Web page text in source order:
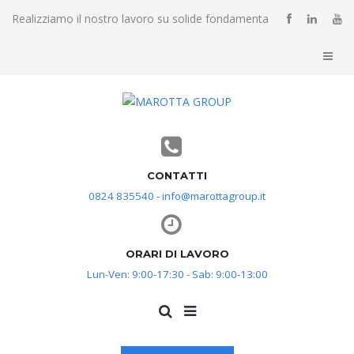
Realizziamo il nostro lavoro su solide fondamenta
CONTATTI
0824 835540 - info@marottagroup.it
ORARI DI LAVORO
Lun-Ven: 9:00-17:30 - Sab: 9:00-13:00